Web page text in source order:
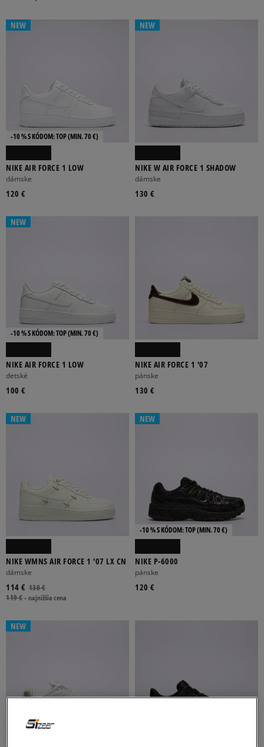
FILTROVAŤ PRODUKTY
ODSTRÁNIŤ VYBRANÉ
NEW
-10 % S KÓDOM: TOP (MIN. 70 €)
NIKE AIR FORCE 1 LOW
dámske
120 €
NEW
NIKE W AIR FORCE 1 SHADOW
dámske
130 €
NEW
-10 % S KÓDOM: TOP (MIN. 70 €)
NIKE AIR FORCE 1 LOW
detské
100 €
NIKE AIR FORCE 1 '07
pánske
130 €
NEW
NIKE WMNS AIR FORCE 1 '07 LX CN
dámske
130 €
114 €
119 €-najnižšia cena
NEW
-10 % S KÓDOM: TOP (MIN. 70 €)
NIKE P-6000
pánske
120 €
NEW